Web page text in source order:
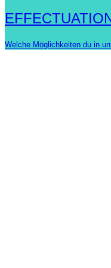
Welche Möglichkeiten du in